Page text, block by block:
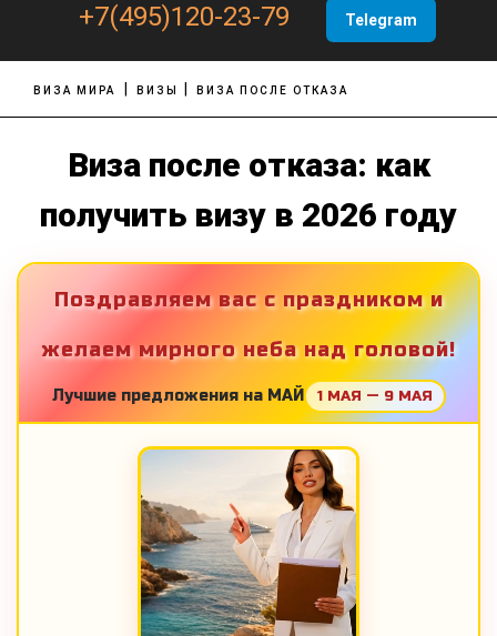
+7(495)120-23-79 Telegram
ВИЗА МИРА ВИЗЫ ВИЗА ПОСЛЕ ОТКАЗА
Виза после отказа: как
получить визу в 2026 году
Поздравляем вас с праздником и
желаем мирного неба над головой!
Лучшие предложения на МАЙ 1 МАЯ — 9 МАЯ